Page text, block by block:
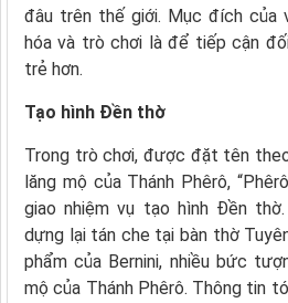
đâu trên thế giới. Mục đích của
hóa và trò chơi là để tiếp cận
trẻ hơn.
Tạo hình Đền thờ
Trong trò chơi, được đặt tên
lăng mộ của Thánh Phêrô,
giao nhiệm vụ tạo hình Đền
dựng lại tán che tại bàn thờ
phẩm của Bernini, nhiều bức
mộ của Thánh Phêrô. Thông tin